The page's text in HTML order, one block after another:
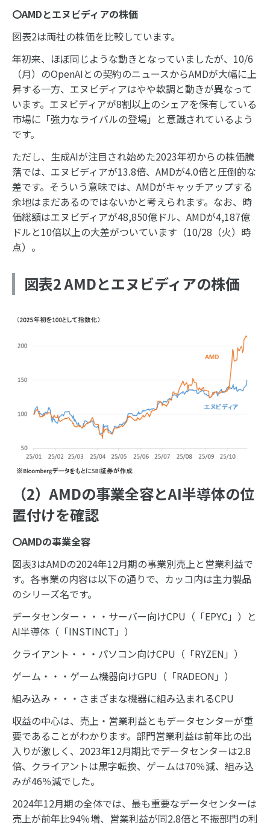
〇AMDとエヌビディアの株価
図表2は両社の株価を比較しています。
年初来、ほぼ同じような動きとなっていましたが、10/6
（月）のOpenAIとの契約のニュースからAMDが大幅に上
昇する一方、エヌビディアはやや軟調と動きが異なって
います。エヌビディアが8割以上のシェアを保有している
市場に「強力なライバルの登場」と意識されているよう
です。
ただし、生成AIが注目され始めた2023年初からの株価騰
落では、エヌビディアが13.8倍、AMDが4.0倍と圧倒的な
差です。そういう意味では、AMDがキャッチアップする
余地はまだあるのではないかと考えられます。なお、時
価総額はエヌビディアが48,850億ドル、AMDが4,187億
ドルと10倍以上の大差がついています（10/28（火）時
点）。
図表2 AMDとエヌビディアの株価
（2）AMDの事業全容とAI半導体の位
置付けを確認
〇AMDの事業全容
図表3はAMDの2024年12月期の事業別売上と営業利益で
す。各事業の内容は以下の通りで、カッコ内は主力製品
のシリーズ名です。
データセンター・・・サーバー向けCPU（「EPYC」）と
AI半導体（「INSTINCT」）
クライアント・・・パソコン向けCPU（「RYZEN」）
ゲーム・・・ゲーム機器向けGPU（「RADEON」）
組み込み・・・さまざまな機器に組み込まれるCPU
収益の中心は、売上・営業利益ともデータセンターが重
要であることがわかります。部門営業利益は前年比の出
入りが激しく、2023年12月期比でデータセンターは2.8
倍、クライアントは黒字転換、ゲームは70％減、組み込
みが46％減でした。
2024年12月期の全体では、最も重要なデータセンターは
売上が前年比94％増、営業利益が同2.8倍と不振部門の利